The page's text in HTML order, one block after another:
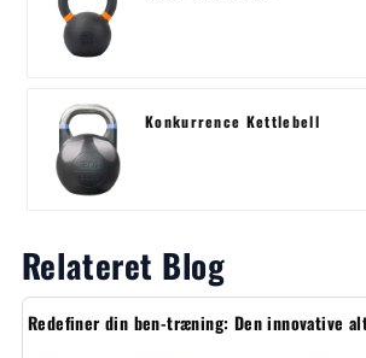
Konkurrence Kettlebell
Relateret Blog
Redefiner din ben-træning: Den innovative